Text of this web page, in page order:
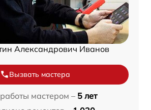
Александрович Иванов
Вызвать мастера
мастером – 5 лет